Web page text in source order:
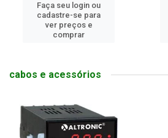
Faça seu login ou
cadastre-se para
ver preços e
comprar
cabos e acessórios